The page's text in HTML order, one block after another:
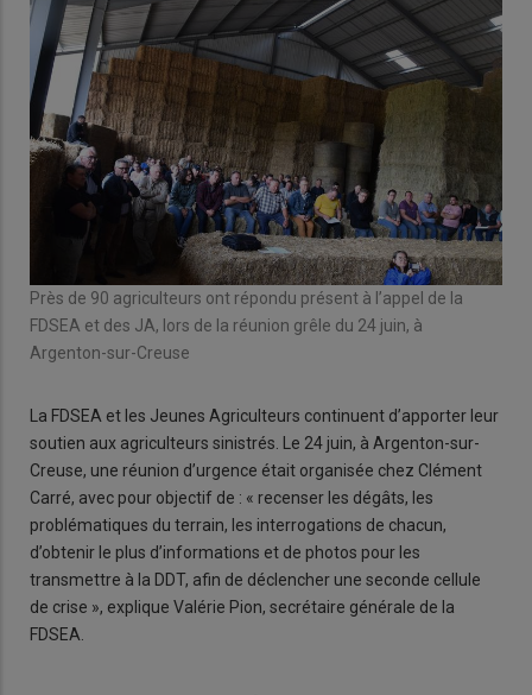
Près de 90 agriculteurs ont répondu présent à l’appel de la
FDSEA et des JA, lors de la réunion grêle du 24 juin, à
Argenton-sur-Creuse
La FDSEA et les Jeunes Agriculteurs continuent d’apporter leur
soutien aux agriculteurs sinistrés. Le 24 juin, à Argenton-sur-
Creuse, une réunion d’urgence était organisée chez Clément
Carré, avec pour objectif de : « recenser les dégâts, les
problématiques du terrain, les interrogations de chacun,
d’obtenir le plus d’informations et de photos pour les
transmettre à la DDT, afin de déclencher une seconde cellule
de crise », explique Valérie Pion, secrétaire générale de la
FDSEA.